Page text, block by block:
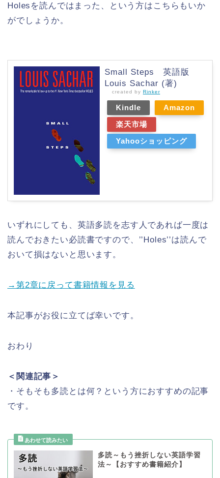
Holesを読んではまった、という方はこちらもいか
がでしょうか。
Small Steps 英語版
Louis Sachar (著)
created by Rinker
Kindle
Amazon
楽天市場
Yahooショッピング
いずれにしても、英語多読を志す人であれば一度は
読んでおきたい必読書ですので、’’Holes’’は読んで
おいて損はないと思います。
→第2章に戻って書籍情報を見る
本記事がお役に立てば幸いです。
おわり
＜関連記事＞
・そもそも多読とは何？という方におすすめの記事
です。
多読～もう挫折しない英語学習
法～【おすすめ書籍紹介】